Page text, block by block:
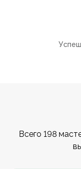
Всего 198